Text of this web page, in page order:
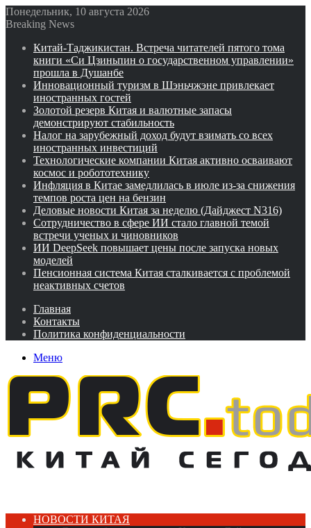
Понедельник, 10 августа 2026
Breaking News
Китай-Таджикистан. Встреча читателей пятого тома
книги «Си Цзиньпин о государственном управлении»
прошла в Душанбе
Инновационный туризм в Шэньчжэне привлекает
иностранных гостей
Золотой резерв Китая и валютные запасы
демонстрируют стабильность
Налог на зарубежный доход будут взимать со всех
иностранных инвестиций
Технологические компании Китая активно осваивают
космос и робототехнику
Инфляция в Китае замедлилась в июле из-за снижения
темпов роста цен на бензин
Деловые новости Китая за неделю (Дайджест N316)
Сотрудничество в сфере ИИ стало главной темой
встречи ученых и чиновников
ИИ DeepSeek повышает цены после запуска новых
моделей
Пенсионная система Китая сталкивается с проблемой
неактивных счетов
Главная
Контакты
Политика конфиденциальности
Меню
НОВОСТИ КИТАЯ